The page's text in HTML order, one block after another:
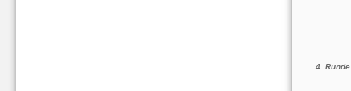
4. Runde